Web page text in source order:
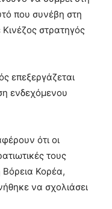
που συνέβη στη
στρατηγός
επεξεργάζεται
ενδεχόμενου
ότι οι
τους
Κορέα,
να σχολιάσει